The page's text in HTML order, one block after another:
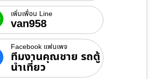
เพิ่มเพื่อน Line
van958
Facebook แฟนเพจ
ทีมงานคุณชาย รถตู้
นำเที่ยว